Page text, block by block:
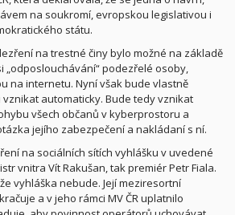
na soukromí, evropskou legislativou i
státu.
na trestné činy bylo možné na základě
„odposlouchávání“ podezřelé osoby,
na internetu. Nyní však bude vlastně
automaticky. Bude tedy vznikat
všech občanů v kyberprostoru a
jejího zabezpečení a nakládaní s ní.
na sociálních sítích vyhlášku v uvedené
vnitra Vít Rakušan, tak premiér Petr Fiala.
vyhláška nebude. Její meziresortní
a v jeho rámci MV ČR uplatnilo